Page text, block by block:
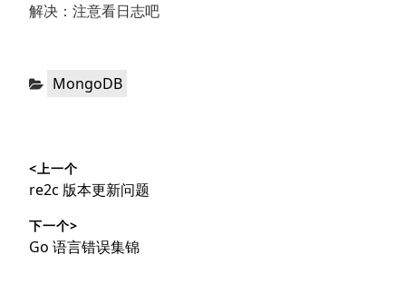
解决：注意看日志吧
分
MongoDB
章
导
航
<上一个
上
文
章：
re2c 版本更新问题
下一个>
下
Go 语言错误集锦